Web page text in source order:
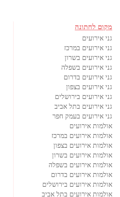
מקום לחתונה
גני אירועים
גני אירועים במרכז
גני אירועים בשרון
גני אירועים בשפלה
גני אירועים בדרום
גני אירועים בצפון
גני אירועים בירושלים
גני אירועים בתל אביב
גני אירועים בעמק חפר
אולמות אירועים
אולמות אירועים במרכז
אולמות אירועים בצפון
אולמות אירועים בשרון
אולמות אירועים בשפלה
אולמות אירועים בדרום
אולמות אירועים בירושלים
אולמות אירועים בתל אביב